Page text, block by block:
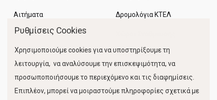
Αιτήματα Δρομολόγια ΚΤΕΛ
Κίνηση Λιμένος
Ρυθμίσεις Cookies
Χρησιμοποιούμε cookies για να υποστηρίξουμε τη
λειτουργία, να αναλύσουμε την επισκεψιμότητα, να
προσωποποιήσουμε το περιεχόμενο και τις διαφημίσεις.
Επιπλέον, μπορεί να μοιραστούμε πληροφορίες σχετικά με